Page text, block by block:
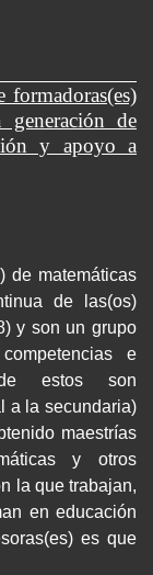
formadoras(es)
generación de
y apoyo a
de matemáticas
de las(os)
y son un grupo
e
de estos son
a la secundaria)
maestrías
y otros
la que trabajan,
en educación
es que